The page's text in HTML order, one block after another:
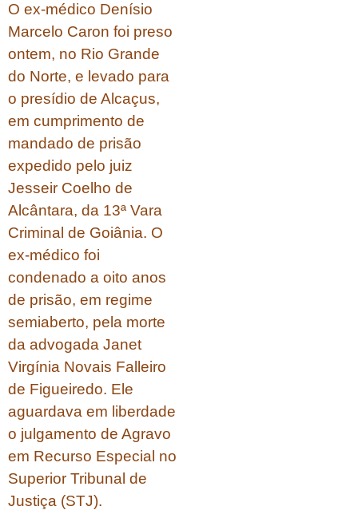
O ex-médico Denísio
Marcelo Caron foi preso
ontem, no Rio Grande
do Norte, e levado para
o presídio de Alcaçus,
em cumprimento de
mandado de prisão
expedido pelo juiz
Jesseir Coelho de
Alcântara, da 13ª Vara
Criminal de Goiânia. O
ex-médico foi
condenado a oito anos
de prisão, em regime
semiaberto, pela morte
da advogada Janet
Virgínia Novais Falleiro
de Figueiredo. Ele
aguardava em liberdade
o julgamento de Agravo
em Recurso Especial no
Superior Tribunal de
Justiça (STJ).